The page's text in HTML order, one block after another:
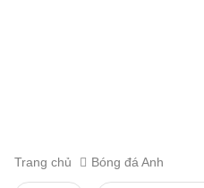
Trang chủ Bóng đá Anh